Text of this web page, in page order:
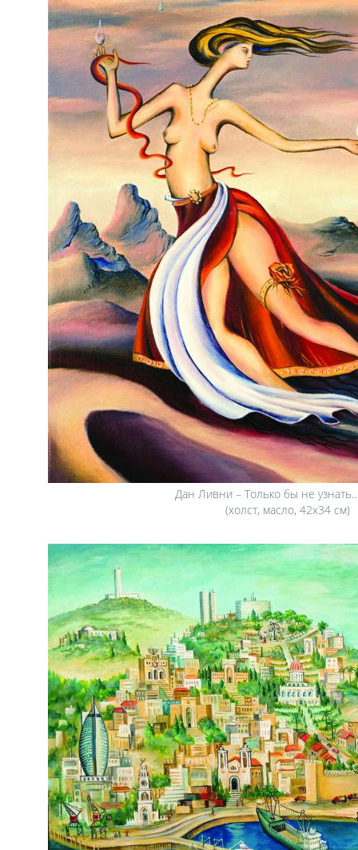
Дан Ливни – Только бы не
(холст, масло, 42х34 см)